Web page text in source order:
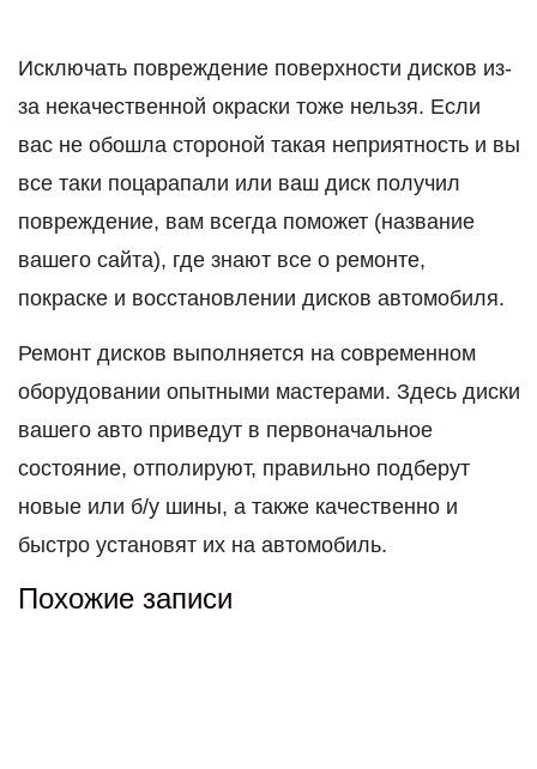
Исключать повреждение поверхности дисков из-
за некачественной окраски тоже нельзя. Если
вас не обошла стороной такая неприятность и вы
все таки поцарапали или ваш диск получил
повреждение, вам всегда поможет (название
вашего сайта), где знают все о ремонте,
покраске и восстановлении дисков автомобиля.
Ремонт дисков выполняется на современном
оборудовании опытными мастерами. Здесь диски
вашего авто приведут в первоначальное
состояние, отполируют, правильно подберут
новые или б/у шины, а также качественно и
быстро установят их на автомобиль.
Похожие записи